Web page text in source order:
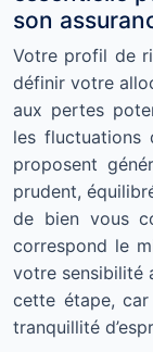
son
Votre profil de
définir votre
aux pertes
les fluctuations
proposent
prudent,
de bien vous
correspond le
votre sensibilité
cette étape,
tranquillité